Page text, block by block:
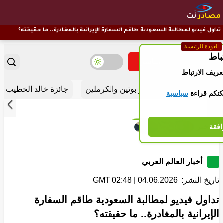
مصادرنت
العودة للرئيسية
تداول فيديو لمطالبة السعودية طاقم السفارة الإيرانية بالمغادرة.. ما حقيقته؟